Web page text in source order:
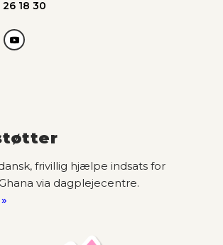
18 30
frivillig hjælpe indsats for
via dagplejecentre.